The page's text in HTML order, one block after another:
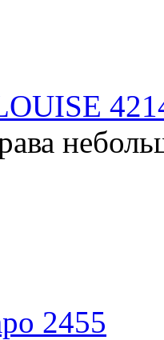
2455